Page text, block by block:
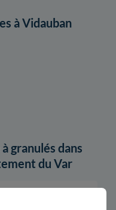
à Vidauban
granulés dans
du Var